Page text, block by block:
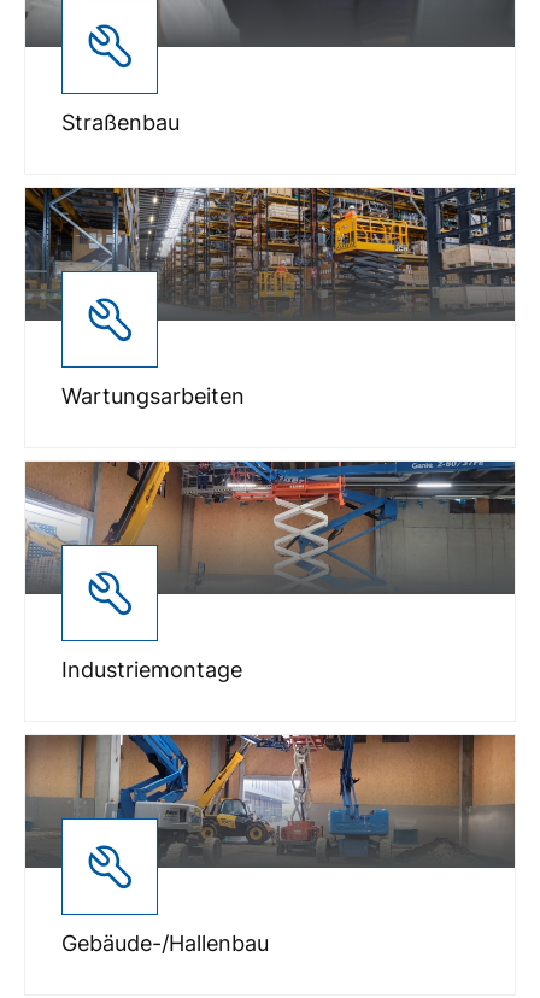
Straßenbau
Wartungsarbeiten
Industriemontage
Gebäude-/Hallenbau